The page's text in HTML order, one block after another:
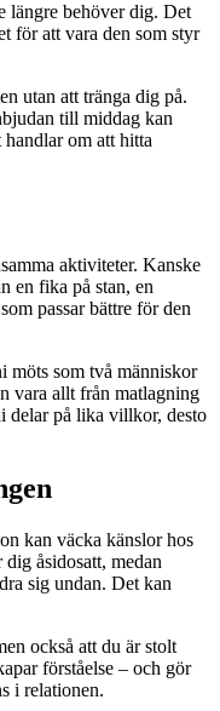
längre behöver dig. Det
för att vara den som styr
utan att tränga dig på.
till middag kan
om att hitta
aktiviteter. Kanske
en fika på stan, en
passar bättre för den
möts som två människor
vara allt från matlagning
delar på lika villkor, desto
kan väcka känslor hos
åsidosatt, medan
sig undan. Det kan
också att du är stolt
förståelse – och gör
i relationen.